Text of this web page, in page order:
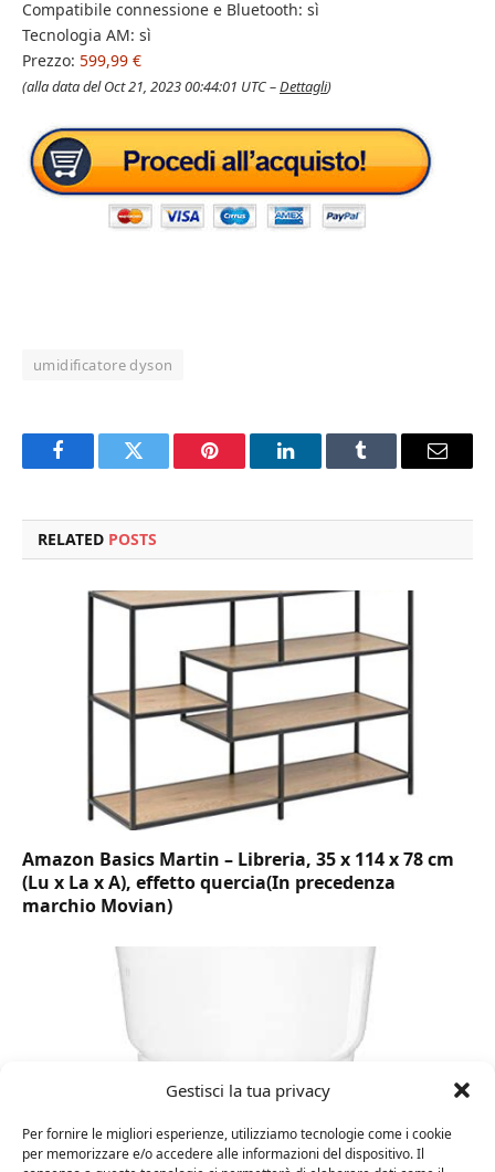
Gestisci la tua privacy
Per fornire le migliori esperienze, utilizziamo tecnologie come i cookie
per memorizzare e/o accedere alle informazioni del dispositivo. Il
Compatibile connessione e Bluetooth: sì
Tecnologia AM: sì
Prezzo: 599,99 €
(alla data del Oct 21, 2023 00:44:01 UTC –Dettagli)
umidificatore dyson
FacebookTwitter Pinterest LinkedInTumblr Email
RELATED POSTS
Amazon Basics Martin – Libreria, 35 x 114 x 78 cm
(Lu x La x A), effetto quercia(In precedenza
marchio Movian)